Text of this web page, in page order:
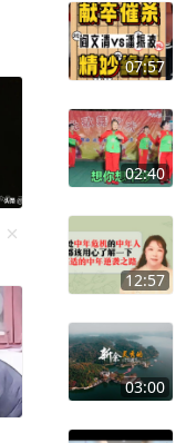
07:57
02:40
12:57
03:00